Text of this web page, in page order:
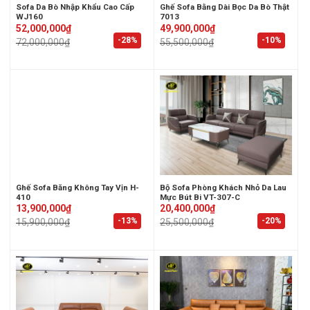
-28%
Sofa Da Bò Nhập Khẩu Cao Cấp
WJ160
72,000,000₫
Original
price
was:
52,000,000₫
Current
price
is:
-10%
Ghế Sofa Bằng Dài Bọc Da Bò Thật
7013
55,500,000₫
Original
price
was:
49,900,000₫
Current
price
is:
-13%
Ghế Sofa Băng Không Tay Vịn H-
410
15,900,000₫
Original
price
was:
13,900,000₫
Current
price
is:
-20%
Bộ Sofa Phòng Khách Nhỏ Da Lau
Mực Bút Bi VT-307-C
25,500,000₫
Original
price
was:
20,400,000₫
Current
price
is: